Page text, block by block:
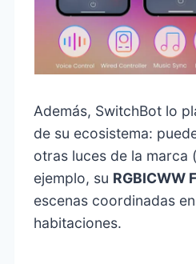
Además, SwitchBot lo
de su ecosistema:
otras luces de la marca
ejemplo, su RGBICWW
escenas coordinadas
habitaciones.